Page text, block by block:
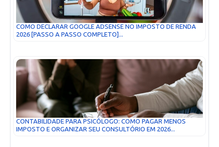
COMO DECLARAR GOOGLE ADSENSE NO IMPOSTO DE RENDA
2026 [PASSO A PASSO COMPLETO]...
CONTABILIDADE PARA PSICÓLOGO: COMO PAGAR MENOS
IMPOSTO E ORGANIZAR SEU CONSULTÓRIO EM 2026...